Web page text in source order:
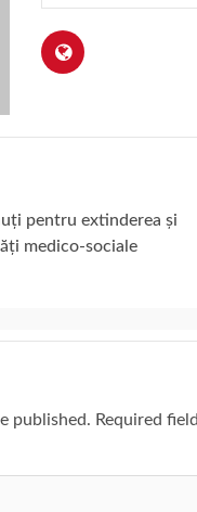
pentru extinderea și
medico-sociale
published. Required